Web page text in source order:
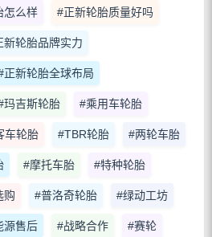
怎么样 #正新轮胎质量好吗
新轮胎品牌实力
正新轮胎全球布局
玛吉斯轮胎 #乘用车轮胎
车轮胎 #TBR轮胎 #两轮车胎
#摩托车胎 #特种轮胎
购 #普洛奇轮胎 #绿动工坊
源售后 #战略合作 #赛轮